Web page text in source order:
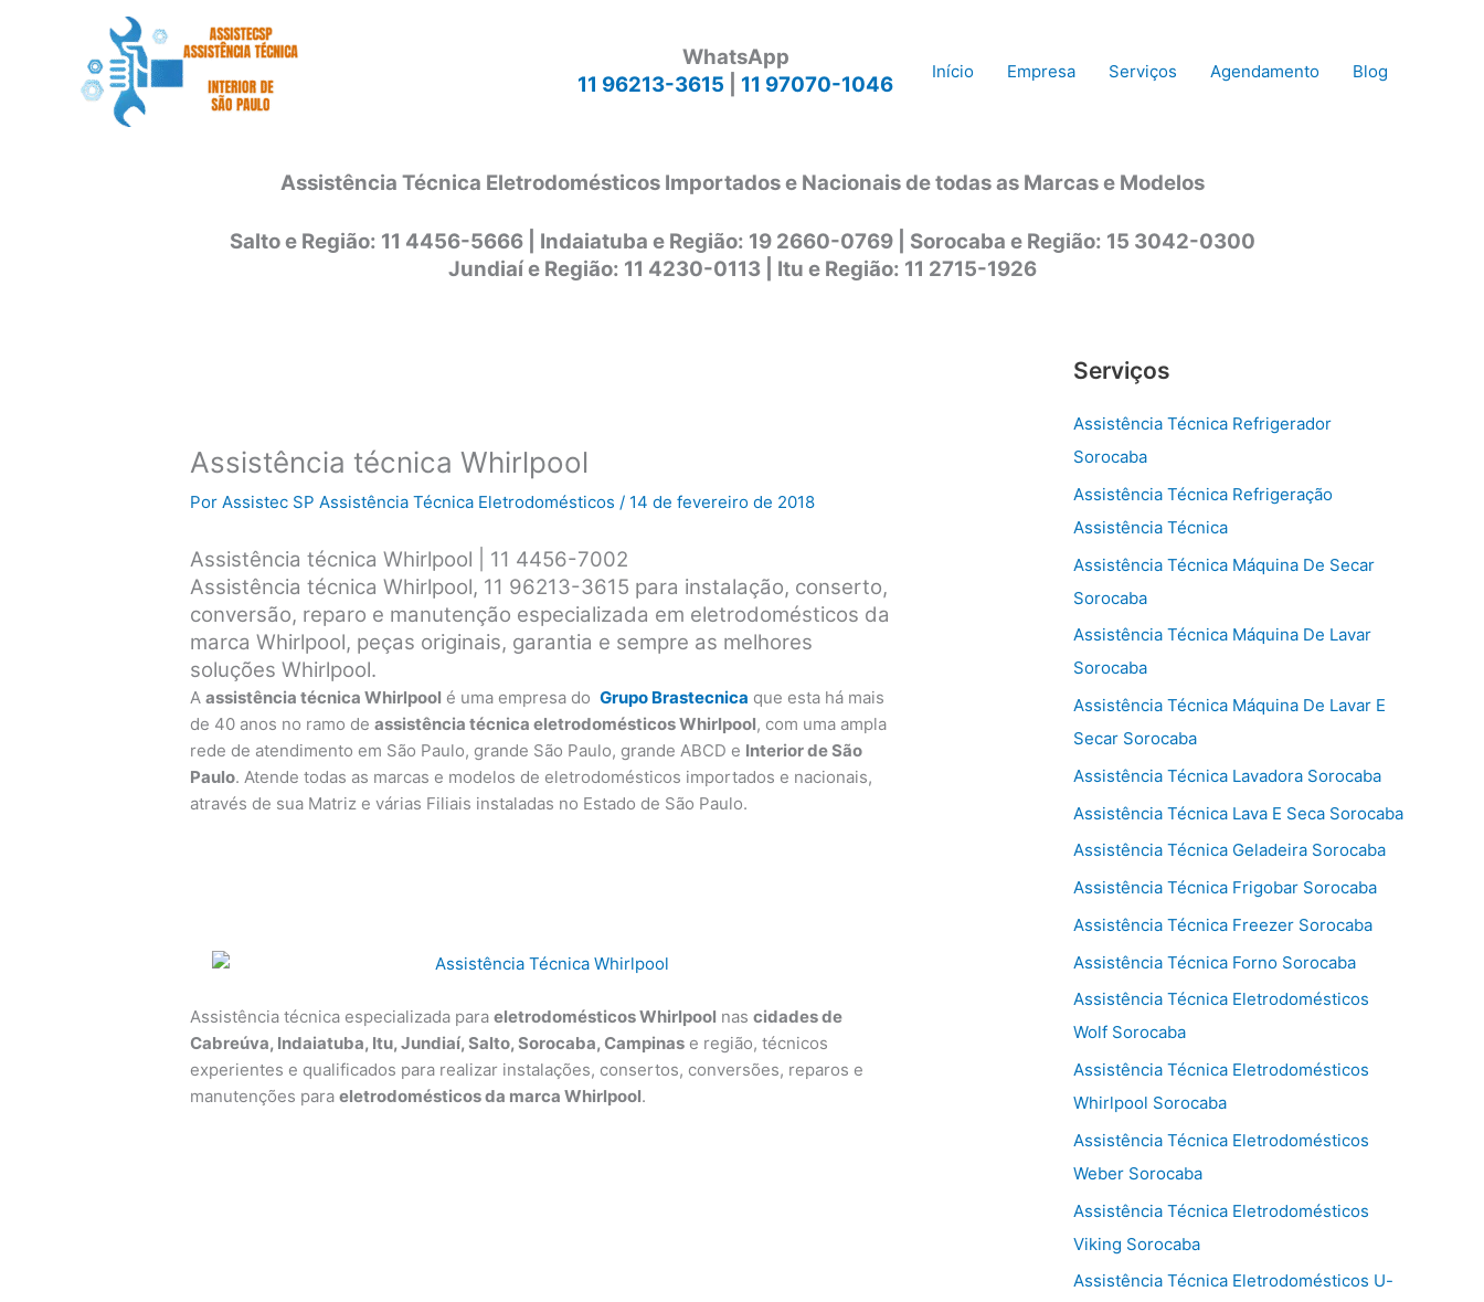
WhatsApp
11 96213-3615
11 97070-1046
Início Empresa Serviços Agendamento Blog
Assistência Técnica Eletrodomésticos Importados e Nacionais de todas as Marcas e Modelos
Salto e Região: 11 4456-5666 | Indaiatuba e Região: 19 2660-0769 | Sorocaba e Região: 15 3042-0300
Jundiaí e Região: 11 4230-0113 | Itu e Região: 11 2715-1926
Assistência técnica Whirlpool
PorAssistec SP Assistência Técnica Eletrodomésticos/ 14 de fevereiro de 2018
Assistência técnica Whirlpool | 11 4456-7002
Assistência técnica Whirlpool, 11 96213-3615 para instalação, conserto,
conversão, reparo e manutenção especializada em eletrodomésticos da
marca Whirlpool, peças originais, garantia e sempre as melhores
soluções Whirlpool.
Aassistência técnica Whirlpool é uma empresa doGrupo Brastecnica que esta há mais
de 40 anos no ramo deassistência técnica eletrodomésticos Whirlpool, com uma ampla
rede de atendimento em São Paulo, grande São Paulo, grande ABCD e Interior de São
Paulo. Atende todas as marcas e modelos de eletrodomésticos importados e nacionais,
através de sua Matriz e várias Filiais instaladas no Estado de São Paulo.
Assistência técnica especializada paraeletrodomésticos Whirlpool nascidades de
Cabreúva, Indaiatuba, Itu, Jundiaí, Salto, Sorocaba, Campinas e região, técnicos
experientes e qualificados para realizar instalações, consertos, conversões, reparos e
manutenções paraeletrodomésticos da marca Whirlpool.
Serviços
Assistência Técnica Refrigerador
Sorocaba
Assistência Técnica Refrigeração
Assistência Técnica
Assistência Técnica Máquina De Secar
Sorocaba
Assistência Técnica Máquina De Lavar
Sorocaba
Assistência Técnica Máquina De Lavar E
Secar Sorocaba
Assistência Técnica Lavadora Sorocaba
Assistência Técnica Lava E Seca Sorocaba
Assistência Técnica Geladeira Sorocaba
Assistência Técnica Frigobar Sorocaba
Assistência Técnica Freezer Sorocaba
Assistência Técnica Forno Sorocaba
Assistência Técnica Eletrodomésticos
Wolf Sorocaba
Assistência Técnica Eletrodomésticos
Whirlpool Sorocaba
Assistência Técnica Eletrodomésticos
Weber Sorocaba
Assistência Técnica Eletrodomésticos
Viking Sorocaba
Assistência Técnica Eletrodomésticos U-